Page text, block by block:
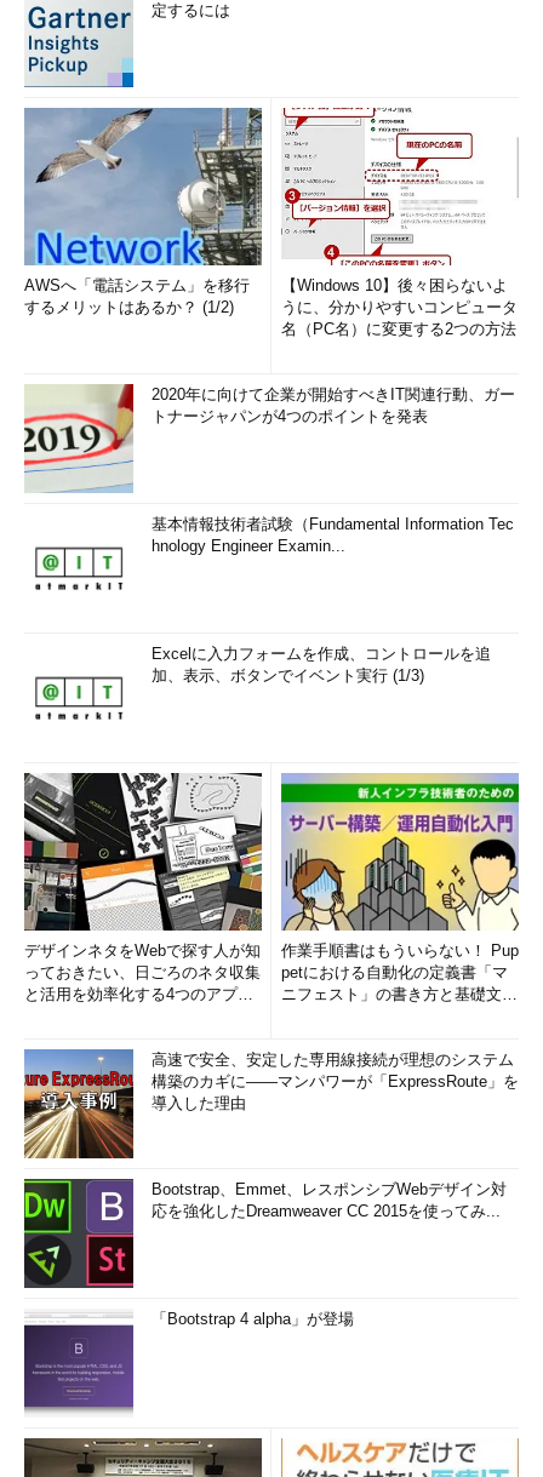
定するには
AWSへ「電話システム」を移行
するメリットはあるか？ (1/2)
【Windows 10】後々困らないよ
うに、分かりやすいコンピュータ
名（PC名）に変更する2つの方法
2020年に向けて企業が開始すべきIT関連行動、ガー
トナージャパンが4つのポイントを発表
基本情報技術者試験（Fundamental Information Tec
hnology Engineer Examin...
Excelに入力フォームを作成、コントロールを追
加、表示、ボタンでイベント実行 (1/3)
デザインネタをWebで探す人が知
っておきたい、日ごろのネタ収集
と活用を効率化する4つのアプリ
作業手順書はもういらない！ Pup
petにおける自動化の定義書「マ
ニフェスト」の書き方と基礎文法
高速で安全、安定した専用線接続が理想のシステム
構築のカギに――マンパワーが「ExpressRoute」を
導入した理由
Bootstrap、Emmet、レスポンシブWebデザイン対
応を強化したDreamweaver CC 2015を使ってみ...
「Bootstrap 4 alpha」が登場